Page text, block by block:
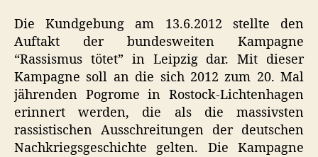
Die Kundgebung am 13.6.2012 stellte den
Auftakt der bundesweiten Kampagne
“Rassismus tötet” in Leipzig dar. Mit dieser
Kampagne soll an die sich 2012 zum 20. Mal
jährenden Pogrome in Rostock-Lichtenhagen
erinnert werden, die als die massivsten
rassistischen Ausschreitungen der deutschen
Nachkriegsgeschichte gelten. Die Kampagne